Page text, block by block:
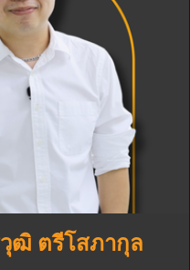
ฒิ ตรีโสภากุล